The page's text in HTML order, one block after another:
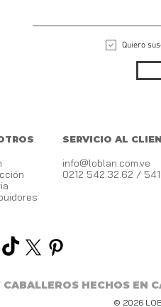
Quiero
SERVICIO AL
info@loblan.com.ve
0212 542.32.62 /
HECHOS EN
© 2026